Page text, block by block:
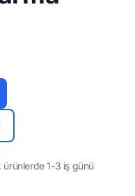
ürünlerde 1-3 iş günü